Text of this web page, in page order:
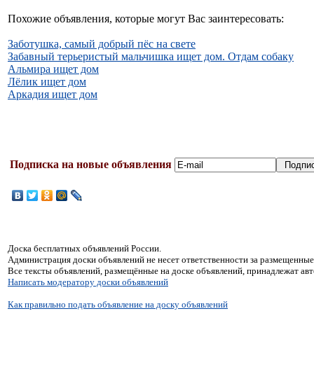
Похожие объявления, которые могут Вас заинтересовать:
Заботушка, самый добрый пёс на свете
Забавный терьеристый мальчишка ищет дом. Отдам собаку
Альмира ищет дом
Лёлик ищет дом
Аркадия ищет дом
Подписка на новые объявления
Доска бесплатных объявлений России.
Администрация доски объявлений не несет ответственности за
Все тексты объявлений, размещённые на доске объявлений, принадлежат
Написать модератору доски объявлений
Как правильно подать объявление на доску объявлений